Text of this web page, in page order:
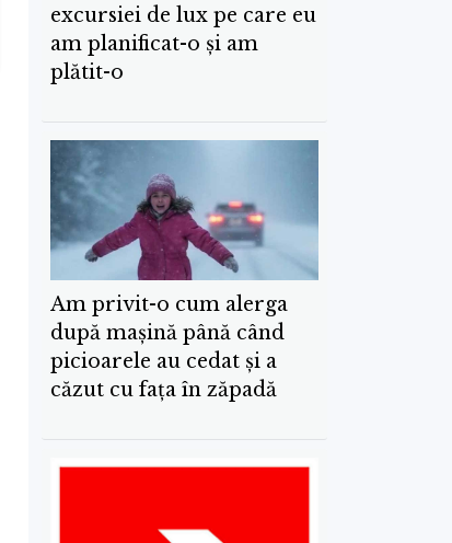
excursiei de lux pe care eu
am planificat-o și am
plătit-o
Am privit-o cum alerga
după mașină până când
picioarele au cedat și a
căzut cu fața în zăpadă